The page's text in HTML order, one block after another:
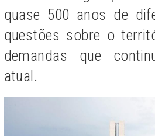
quase 500 anos de
questões sobre o
demandas que
atual.